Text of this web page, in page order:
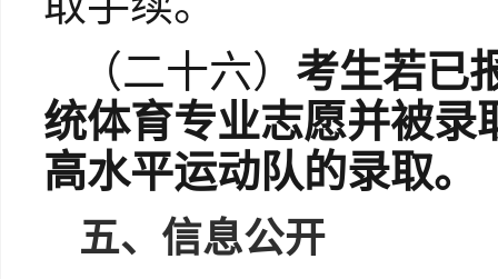
（二十六） 考生若已
统体育专业志愿并被录
高水平运动队的录取。
五、信息公开